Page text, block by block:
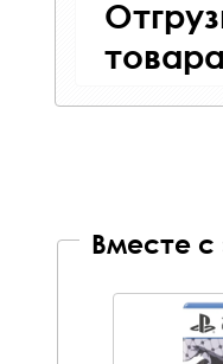
Вместе с